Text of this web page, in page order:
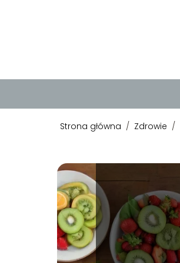
Strona główna / Zdrowie /